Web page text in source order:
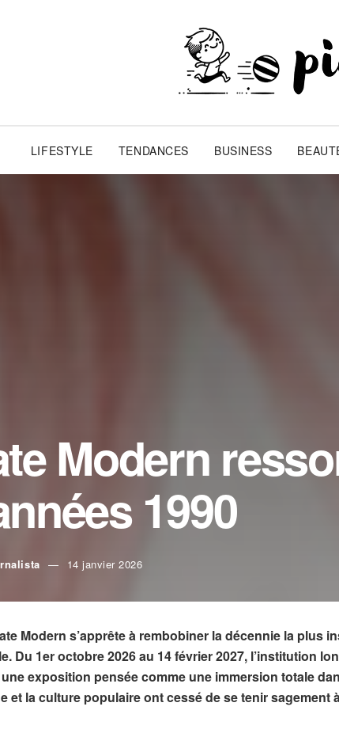
LIFESTYLE TENDANCES BUSINESS
Modern
1990
14 janvier 2026
Modern s’apprête à rembobiner la décennie la plus
Du 1er octobre 2026 au 14 février 2027, l’institution
une exposition pensée comme une immersion totale
et la culture populaire ont cessé de se tenir sagement